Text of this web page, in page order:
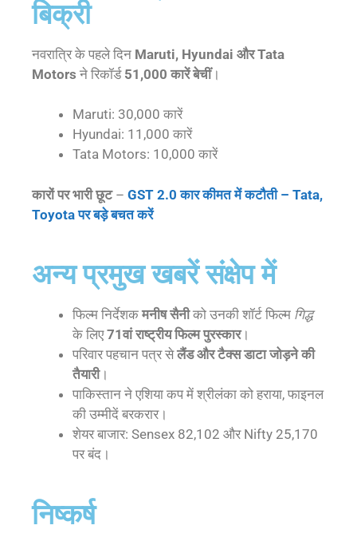
बिक्री
नवरात्रि के पहले दिन Maruti, Hyundai और Tata
Motors ने रिकॉर्ड 51,000 कारें बेचीं।
Maruti: 30,000 कारें
Hyundai: 11,000 कारें
Tata Motors: 10,000 कारें
कारों पर भारी छूट– GST 2.0 कार कीमत में कटौती – Tata,
Toyota पर बड़े बचत करें
अन्य प्रमुख खबरें संक्षेप में
फिल्म निर्देशक मनीष सैनीको उनकी शॉर्ट फिल्म गिद्ध
के लिए71वां राष्ट्रीय फिल्म पुरस्कार।
परिवार पहचान पत्र सेलैंड और टैक्स डाटा जोड़ने की
तैयारी।
पाकिस्तान ने एशिया कप में श्रीलंका को हराया, फाइनल
की उम्मीदें बरकरार।
शेयर बाजार: Sensex 82,102 और Nifty 25,170
पर बंद।
निष्कर्ष